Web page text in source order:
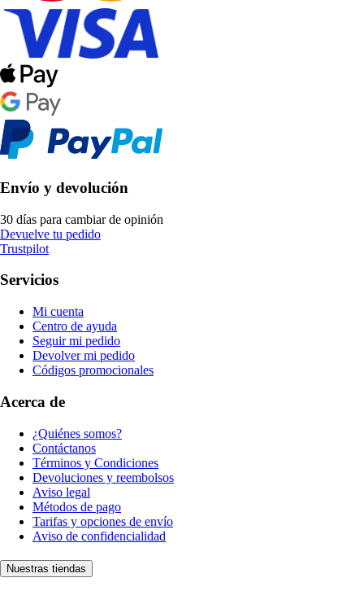
Envío y devolución
30 días para cambiar de opinión
Devuelve tu pedido
Trustpilot
Servicios
Mi cuenta
Centro de ayuda
Seguir mi pedido
Devolver mi pedido
Códigos promocionales
Acerca de
¿Quiénes somos?
Contáctanos
Términos y Condiciones
Devoluciones y reembolsos
Aviso legal
Métodos de pago
Tarifas y opciones de envío
Aviso de confidencialidad
Nuestras tiendas